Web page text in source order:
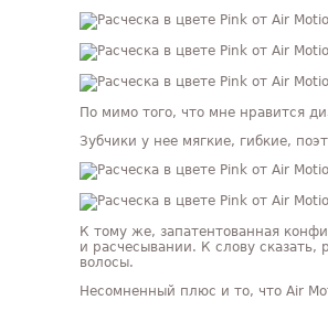
По мимо того, что мне нравится
Зубчики у нее мягкие, гибкие,
К тому же, запатентованная
и расчесывании. К слову
волосы.
Несомненный плюс и то, что Air